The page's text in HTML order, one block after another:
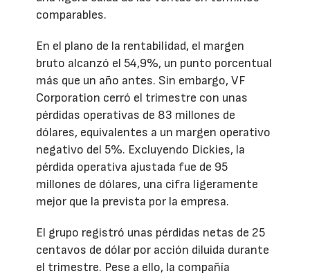
comparables.
En el plano de la rentabilidad, el margen
bruto alcanzó el 54,9%, un punto porcentual
más que un año antes. Sin embargo, VF
Corporation cerró el trimestre con unas
pérdidas operativas de 83 millones de
dólares, equivalentes a un margen operativo
negativo del 5%. Excluyendo Dickies, la
pérdida operativa ajustada fue de 95
millones de dólares, una cifra ligeramente
mejor que la prevista por la empresa.
El grupo registró unas pérdidas netas de 25
centavos de dólar por acción diluida durante
el trimestre. Pese a ello, la compañía